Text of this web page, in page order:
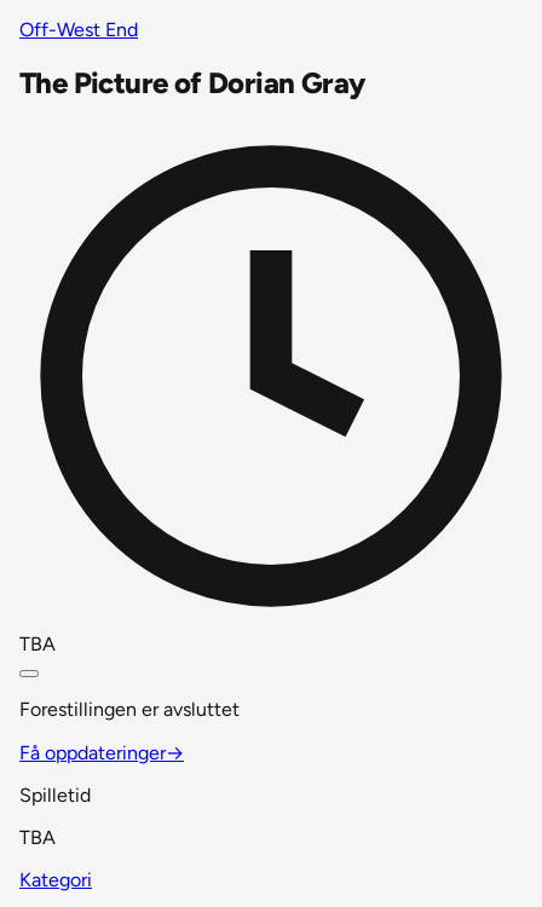
Off-West End
The Picture of Dorian Gray
TBA
Forestillingen er avsluttet
Få oppdateringer→
Spilletid
TBA
Kategori